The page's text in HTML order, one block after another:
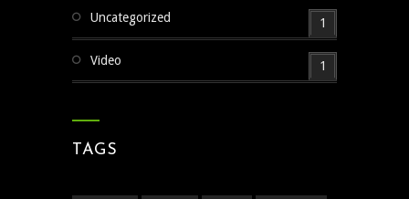
Uncategorized 1
Video 1
TAGS